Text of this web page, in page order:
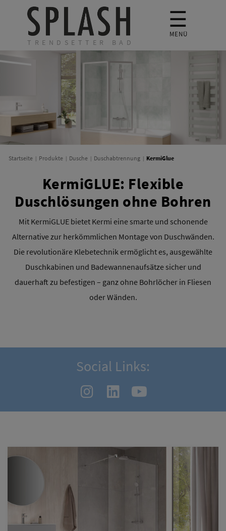
TRENDSETTER BAD
☰
MENÜ
Startseite Produkte Dusche Duschabtrennung KermiGlue
KermiGLUE: Flexible
Duschlösungen ohne Bohren
Mit KermiGLUE bietet Kermi eine smarte und schonende
Alternative zur herkömmlichen Montage von Duschwänden.
Die revolutionäre Klebetechnik ermöglicht es, ausgewählte
Duschkabinen und Badewannenaufsätze sicher und
dauerhaft zu befestigen – ganz ohne Bohrlöcher in Fliesen
oder Wänden.
Social Links: